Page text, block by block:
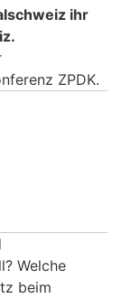
ihr
ZPDK.
Welche
beim